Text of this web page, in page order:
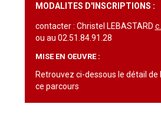
MODALITES D'INSCRIPTIONS :
contacter : Christel LEBASTARD
ou au 02.51.84.91.28
MISE EN OEUVRE :
Retrouvez ci-dessous le détail de
ce parcours